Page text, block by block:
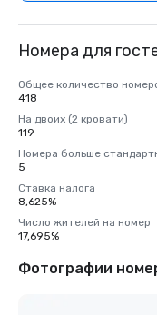
Номера для
Общее количество
418
На двоих (2 кровати)
119
Номера больше
5
Ставка налога
8,625%
Число жителей на номер
17,695%
Фотографии